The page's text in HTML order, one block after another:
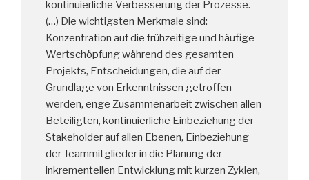
kontinuierliche Verbesserung der Prozesse.
(…) Die wichtigsten Merkmale sind:
Konzentration auf die frühzeitige und häufige
Wertschöpfung während des gesamten
Projekts, Entscheidungen, die auf der
Grundlage von Erkenntnissen getroffen
werden, enge Zusammenarbeit zwischen allen
Beteiligten, kontinuierliche Einbeziehung der
Stakeholder auf allen Ebenen, Einbeziehung
der Teammitglieder in die Planung der
inkrementellen Entwicklung mit kurzen Zyklen,